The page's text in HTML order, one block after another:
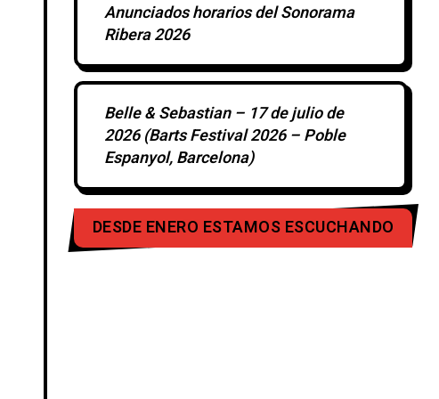
Anunciados horarios del Sonorama
Ribera 2026
Belle & Sebastian – 17 de julio de
2026 (Barts Festival 2026 – Poble
Espanyol, Barcelona)
DESDE ENERO ESTAMOS ESCUCHANDO